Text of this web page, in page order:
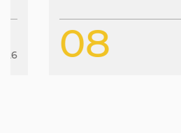
08